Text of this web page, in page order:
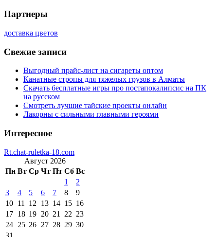
Партнеры
доставка цветов
Свежие записи
Выгодный прайс-лист на сигареты оптом
Канатные стропы для тяжелых грузов в Алматы
Скачать бесплатные игры про постапокалипсис на ПК
на русском
Смотреть лучшие тайские проекты онлайн
Лакорны с сильными главными героями
Интересное
Rt.chat-ruletka-18.com
Август 2026
Пн Вт Ср Чт Пт Сб Вс
1
2
3
4 5 6 7 8
9
10 11 12 13 14 15 16
17 18 19 20 21 22 23
24 25 26 27 28 29 30
31